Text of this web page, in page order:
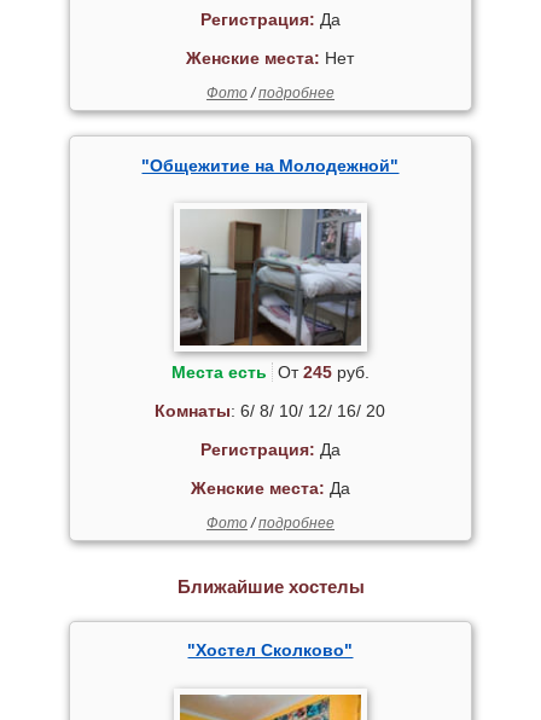
Регистрация: Да
Женские места: Нет
Фото/подробнее
"Общежитие на Молодежной"
Места есть От245руб.
Комнаты: 6/ 8/ 10/ 12/ 16/ 20
Регистрация: Да
Женские места: Да
Фото/подробнее
Ближайшие хостелы
"Хостел Сколково"